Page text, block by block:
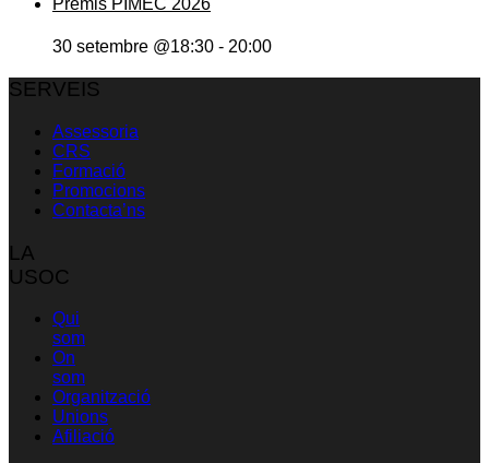
Premis PIMEC 2026
30 setembre @18:30 - 20:00
SERVEIS
Assessoria
CRS
Formació
Promocions
Contacta’ns
LA
USOC
Qui
som
On
som
Organització
Unions
Afiliació